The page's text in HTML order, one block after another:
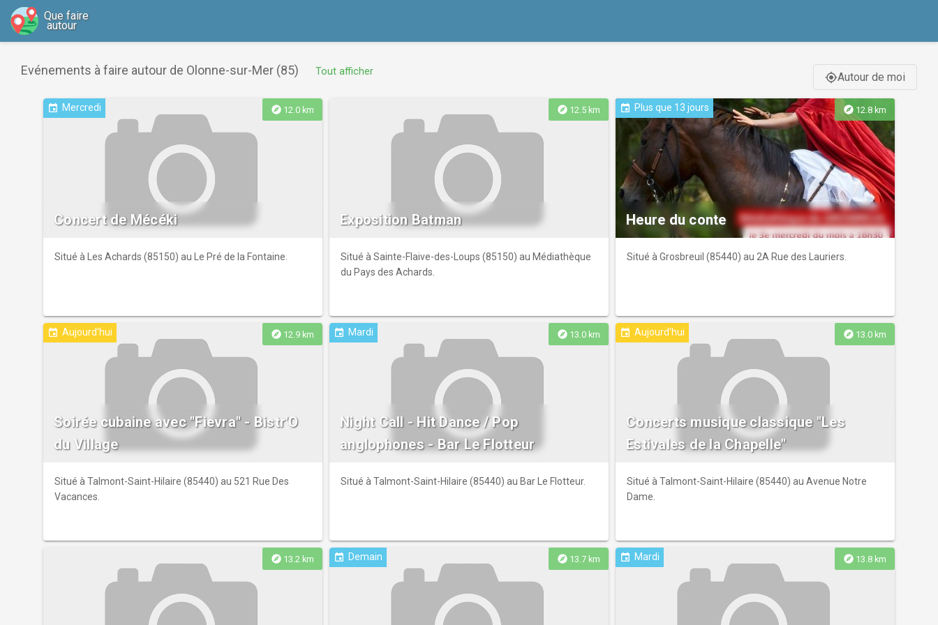
Que faire
autour
Evénements à faire autour de Olonne-sur-Mer (85) Tout afficher gps_fixedAutour de moi
explore 12.0 km
event Mercredi
Concert de Mécéki
Situé à Les Achards (85150) au Le Pré de la Fontaine.
explore 12.5 km
Exposition Batman
Situé à Sainte-Flaive-des-Loups (85150) au Médiathèque
du Pays des Achards.
explore 12.8 km
event Plus que 13 jours
Heure du conte
Situé à Grosbreuil (85440) au 2A Rue des Lauriers.
explore 12.9 km
event Aujourd'hui
Soirée cubaine avec "Fievra" - Bistr'O
du Village
Situé à Talmont-Saint-Hilaire (85440) au 521 Rue Des
Vacances.
explore 13.0 km
event Mardi
Night Call - Hit Dance / Pop
anglophones - Bar Le Flotteur
Situé à Talmont-Saint-Hilaire (85440) au Bar Le Flotteur.
explore 13.0 km
event Aujourd'hui
Concerts musique classique "Les
Estivales de la Chapelle"
Situé à Talmont-Saint-Hilaire (85440) au Avenue Notre
Dame.
explore 13.2 km explore 13.7 km
event Demain explore 13.8 km
event Mardi